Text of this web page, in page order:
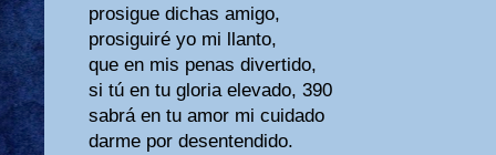
prosigue dichas amigo,
prosiguiré yo mi llanto,
que en mis penas divertido,
si tú en tu gloria elevado, 390
sabrá en tu amor mi cuidado
darme por desentendido.